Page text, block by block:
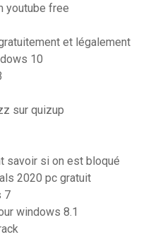
youtube free
et légalement
10
sur quizup
savoir si on est bloqué
2020 pc gratuit
7
windows 8.1